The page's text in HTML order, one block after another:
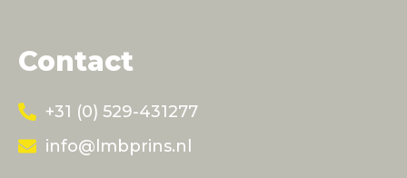
Contact
+31 (0) 529-431277
info@lmbprins.nl